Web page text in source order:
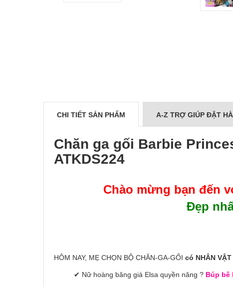
CHI TIẾT SẢN PHẨM A-Z TRỢ GIÚP ĐẶT
Chăn ga gối Barbie
ATKDS224
Chào mừng bạn đến
Đẹp
HÔM NAY, MẸ CHỌN BỘ CHĂN-GA-GỐI có NHÂN
✔ Nữ hoàng băng giá Elsa quyền năng ? Búp bê